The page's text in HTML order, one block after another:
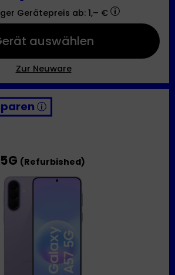
Gerätepreis ab: 1,– €
auswählen
Zur Neuware
(Refurbished)